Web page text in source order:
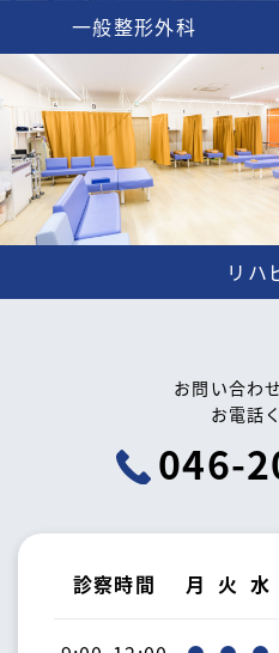
一般整形外科
リハ
お問い合わ
お電話
046-
診察時間 月 火 水